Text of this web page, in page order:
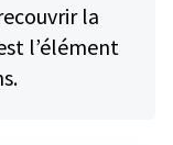
la
l’élément